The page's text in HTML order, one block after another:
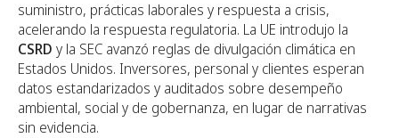
suministro, prácticas laborales y respuesta a crisis,
acelerando la respuesta regulatoria. La UE introdujo la
CSRD y la SEC avanzó reglas de divulgación climática en
Estados Unidos. Inversores, personal y clientes esperan
datos estandarizados y auditados sobre desempeño
ambiental, social y de gobernanza, en lugar de narrativas
sin evidencia.